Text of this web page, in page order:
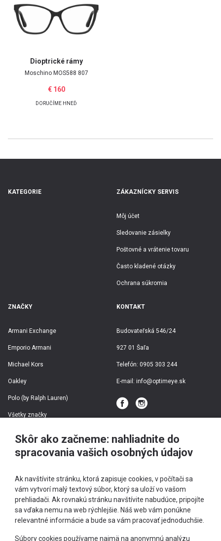
Dioptrické rámy
Moschino MOS588 807
€ 160
DORUČÍME HNEĎ
KATEGORIE ZÁKAZNÍCKY SERVIS
Môj účet
Sledovanie zásielky
Poštovné a vrátenie tovaru
Často kladené otázky
Ochrana súkromia
ZNAČKY
Armani Exchange
Emporio Armani
Michael Kors
Oakley
Polo (by Ralph Lauren)
Všetky značky
KONTAKT
Budovateľská 546/24
927 01 Šaľa
Telefón: 0905 303 244
E-mail: info@optimeye.sk
Skôr ako začneme: nahliadnite do
spracovania vašich osobných údajov
Ak navštívite stránku, ktorá zapisuje cookies, v počítači sa
vám vytvorí malý textový súbor, ktorý sa uloží vo vašom
prehliadači. Ak rovnakú stránku navštívite nabudúce, pripojíte
sa vďaka nemu na web rýchlejšie. Náš web vám ponúkne
relevantné informácie a bude sa vám pracovať jednoduchšie.
Súbory cookies používame najmä na anonymnú analýzu